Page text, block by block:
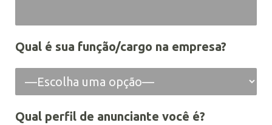
Qual é sua função/cargo na empresa?
Qual perfil de anunciante você é?